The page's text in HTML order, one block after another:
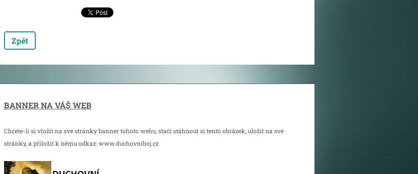
Zpět
BANNER NA VÁŠ WEB
Chcete-li si vložit na své stránky banner tohoto webu, stačí stáhnout si tento obrázek, uložit na své
stránky, a přiložit k němu odkaz: www.duchovniboj.cz